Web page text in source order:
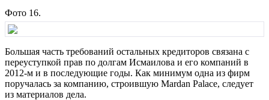
Фото 16.
Большая часть требований остальных кредиторов связана с
переуступкой прав по долгам Исмаилова и его компаний в
2012-м и в последующие годы. Как минимум одна из фирм
поручалась за компанию, строившую Mardan Palace, следует
из материалов дела.